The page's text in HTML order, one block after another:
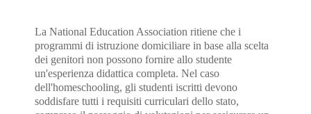
La National Education Association ritiene che i
programmi di istruzione domiciliare in base alla scelta
dei genitori non possono fornire allo studente
un'esperienza didattica completa. Nel caso
dell'homeschooling, gli studenti iscritti devono
soddisfare tutti i requisiti curriculari dello stato,